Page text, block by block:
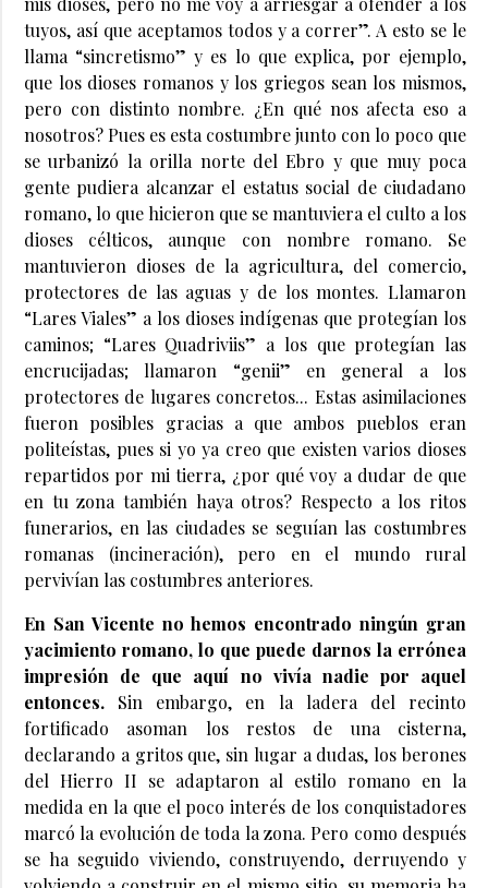
tuyos, así que aceptamos todos y a correr”. A esto se le
llama “sincretismo” y es lo que explica, por ejemplo,
que los dioses romanos y los griegos sean los mismos,
pero con distinto nombre. ¿En qué nos afecta eso a
nosotros? Pues es esta costumbre junto con lo poco que
se urbanizó la orilla norte del Ebro y que muy poca
gente pudiera alcanzar el estatus social de ciudadano
romano, lo que hicieron que se mantuviera el culto a los
dioses célticos, aunque con nombre romano. Se
mantuvieron dioses de la agricultura, del comercio,
protectores de las aguas y de los montes. Llamaron
“Lares Viales” a los dioses indígenas que protegían los
caminos; “Lares Quadriviis” a los que protegían las
encrucijadas; llamaron “genii” en general a los
protectores de lugares concretos... Estas asimilaciones
fueron posibles gracias a que ambos pueblos eran
politeístas, pues si yo ya creo que existen varios dioses
repartidos por mi tierra, ¿por qué voy a dudar de que
en tu zona también haya otros? Respecto a los ritos
funerarios, en las ciudades se seguían las costumbres
romanas (incineración), pero en el mundo rural
pervivían las costumbres anteriores.
En San Vicente no hemos encontrado ningún gran
yacimiento romano, lo que puede darnos la errónea
impresión de que aquí no vivía nadie por aquel
entonces. Sin embargo, en la ladera del recinto
fortificado asoman los restos de una cisterna,
declarando a gritos que, sin lugar a dudas, los berones
del Hierro II se adaptaron al estilo romano en la
medida en la que el poco interés de los conquistadores
marcó la evolución de toda la zona. Pero como después
se ha seguido viviendo, construyendo, derruyendo y